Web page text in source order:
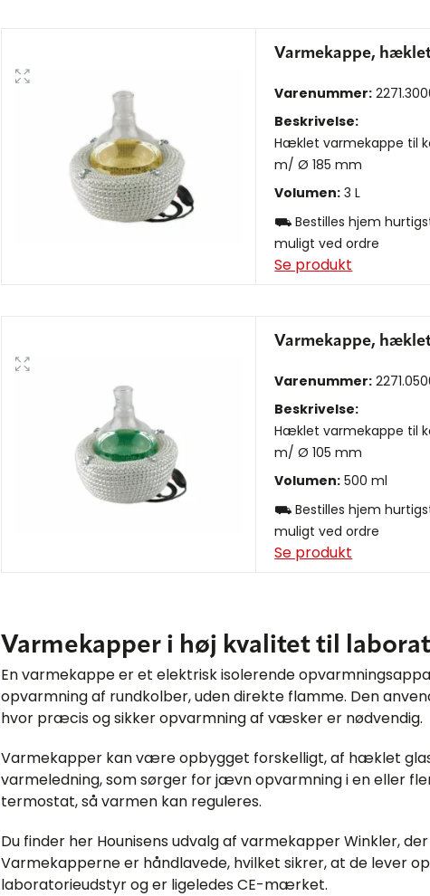
Varmekappe,
Varenummer:
Beskrivelse:
Hæklet varmekappe til
m/ Ø 185 mm
Volumen: 3 L
⛟ Bestilles hjem
muligt ved ordre
Se produkt
Varmekappe,
Varenummer:
Beskrivelse:
Hæklet varmekappe til
m/ Ø 105 mm
Volumen: 500 ml
⛟ Bestilles hjem
muligt ved ordre
Se produkt
Varmekapper i høj kvalitet til
En varmekappe er et elektrisk isolerende
opvarmning af rundkolber, uden direkte flamme. Den
hvor præcis og sikker opvarmning af væsker er nødvendig.
Varmekapper kan være opbygget forskelligt, af hæklet
varmeledning, som sørger for jævn opvarmning i en eller
termostat, så varmen kan reguleres.
Du finder her Hounisens udvalg af varmekapper Winkler,
Varmekapperne er håndlavede, hvilket sikrer, at de lever
laboratorieudstyr og er ligeledes CE-mærket.